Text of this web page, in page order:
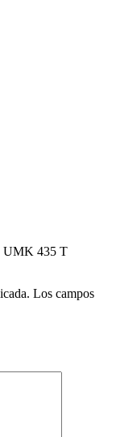
UMK 435 T
Los campos